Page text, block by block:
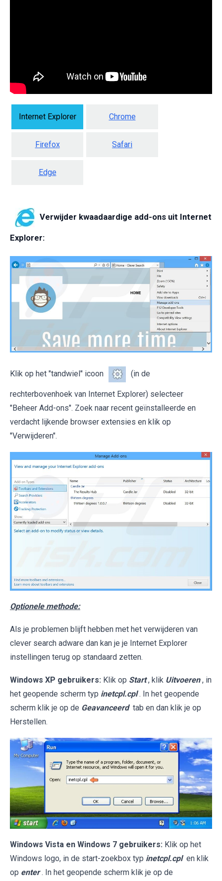
Internet Explorer Chrome
Firefox Safari
Edge
Verwijder kwaadaardige add-ons uit Internet
Explorer:
Klik op het "tandwiel" icoon (in de
rechterbovenhoek van Internet Explorer) selecteer
"Beheer Add-ons". Zoek naar recent geïnstalleerde en
verdacht lijkende browser extensies en klik op
"Verwijderen".
Optionele methode:
Als je problemen blijft hebben met het verwijderen van
clever search adware dan kan je je Internet Explorer
instellingen terug op standaard zetten.
Windows XP gebruikers: Klik op Start , klik Uitvoeren , in
het geopende scherm typ inetcpl.cpl . In het geopende
scherm klik je op de Geavanceerd tab en dan klik je op
Herstellen.
Windows Vista en Windows 7 gebruikers: Klik op het
Windows logo, in de start-zoekbox typ inetcpl.cpl en klik
op enter . In het geopende scherm klik je op de